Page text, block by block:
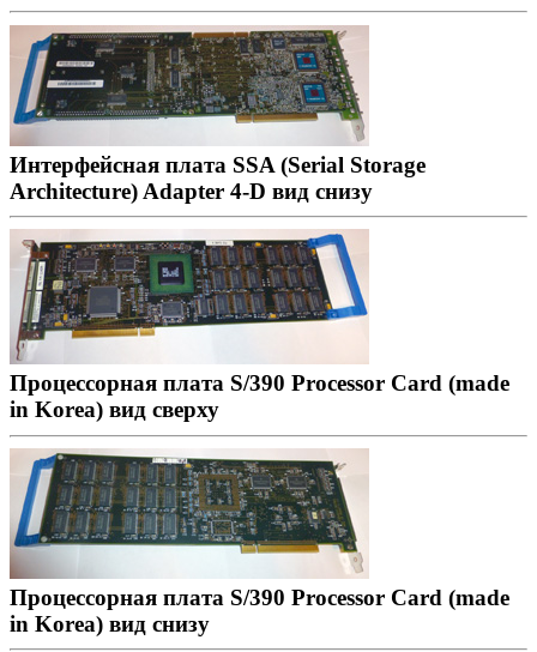
Интерфейсная плата SSA (Serial Storage
Architecture) Adapter 4-D вид снизу
Процессорная плата S/390 Processor Card (made
in Korea) вид сверху
Процессорная плата S/390 Processor Card (made
in Korea) вид снизу